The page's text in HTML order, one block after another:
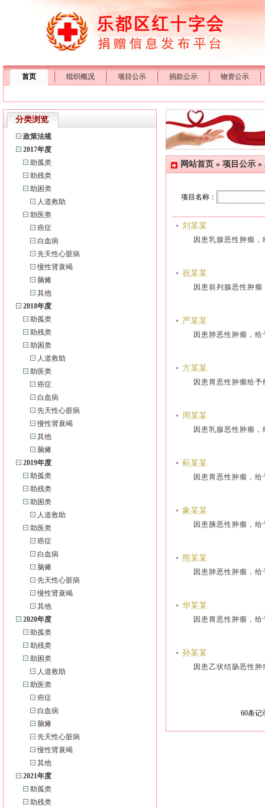
首页 组织概况 项目公示 捐款公示 物资公示
分类浏览
政策法规
2017年度
助孤类
助残类
助困类
人道救助
助医类
癌症
白血病
先天性心脏病
慢性肾衰竭
脑瘫
其他
2018年度
助孤类
助残类
助困类
人道救助
助医类
癌症
白血病
先天性心脏病
慢性肾衰竭
其他
脑瘫
2019年度
助孤类
助残类
助困类
人道救助
助医类
癌症
白血病
脑瘫
先天性心脏病
慢性肾衰竭
其他
2020年度
助孤类
助残类
助困类
人道救助
助医类
癌症
白血病
脑瘫
先天性心脏病
慢性肾衰竭
其他
2021年度
助孤类
助残类
网站首页 » 项目公示 »
项目名称：
刘某某
因患乳腺恶性肿瘤
祝某某
因患前列腺恶性肿
严某某
因患肺恶性肿瘤，
方某某
因患胃恶性肿瘤给
周某某
因患乳腺恶性肿瘤
蓟某某
因患胃恶性肿瘤，
象某某
因患胰恶性肿瘤，
熊某某
因患肺恶性肿瘤，
华某某
因患胃恶性肿瘤，
孙某某
因患乙状结肠恶性
60条记